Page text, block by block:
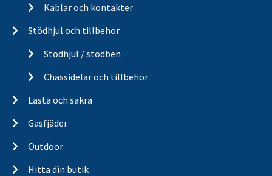
Kablar och kontakter
Stödhjul och tillbehör
Stödhjul / stödben
Chassidelar och tillbehör
Lasta och säkra
Gasfjäder
Outdoor
Hitta din butik